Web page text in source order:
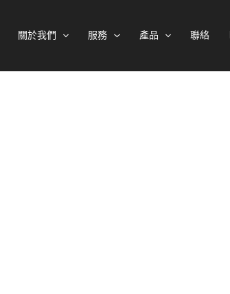
關於我們 服務 產品 聯絡